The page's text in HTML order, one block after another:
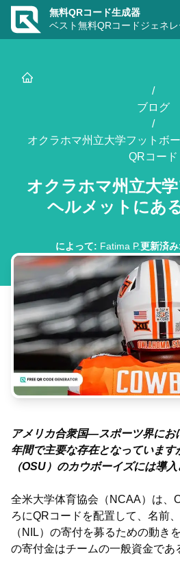
無料QRコード生成器
ベスト無料QRコードジェネレ
/
ブログ
/
オクラホマ州立大学フットボ
QRコード
オクラホマ州立大
ヘルメットにあ
によって: Fatima P.更新済み
アメリカ合衆国―スポーツ界にお
年間で主要な存在となっていま
（OSU）のカウボーイズには導入
全米大学体育協会（NCAA）は、
ろにQRコードを配置して、名前
（NIL）の寄付を募るための動き
の寄付金はチームの一般資金であ